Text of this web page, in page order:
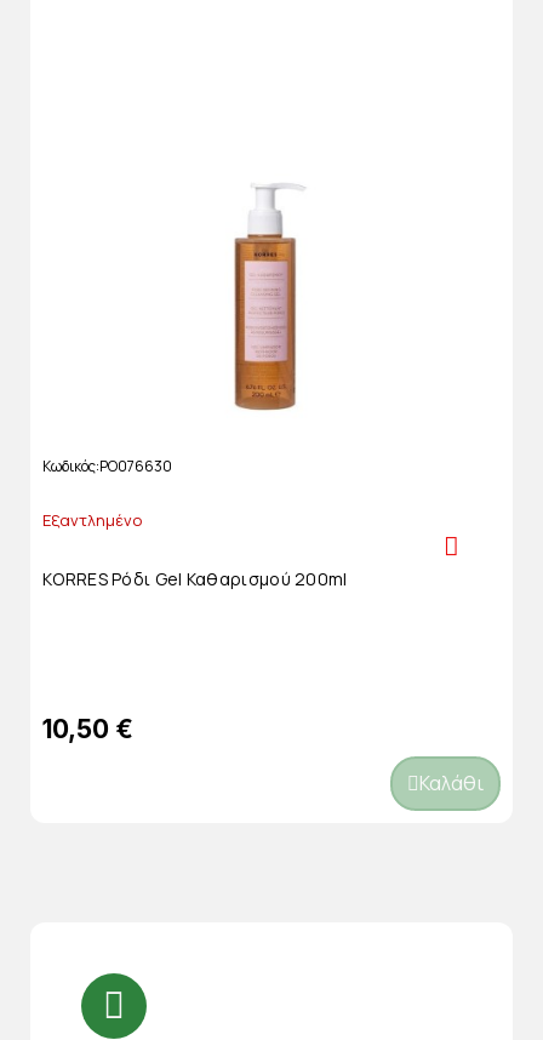
Κωδικός PO076630
Εξαντλημένο
KORRES Ρόδι Gel Καθαρισμού 200ml
10,50 €
Καλάθι